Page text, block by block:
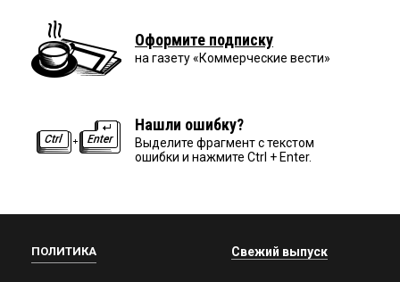
Оформите подписку
на газету «Коммерческие вести»
Нашли ошибку?
Выделите фрагмент с текстом
ошибки и нажмите Ctrl + Enter.
ПОЛИТИКА Свежий выпуск